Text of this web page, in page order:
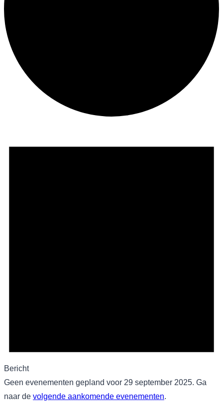
Bericht
Geen evenementen gepland voor 29 september 2025. Ga
naar de volgende aankomende evenementen.